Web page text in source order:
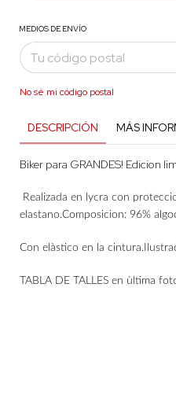
MEDIOS DE ENVÍO
No sé mi código postal
DESCRIPCIÓN MÁS
Biker para GRANDES! Edicion
Realizada en lycra con
elastano.Composicion: 96%
Con elàstico en la
TABLA DE TALLES en ùltima